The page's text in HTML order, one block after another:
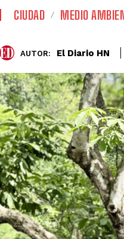
CIUDAD MEDIO
AUTOR: El Diario HN